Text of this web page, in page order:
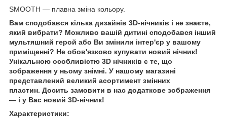
SMOOTH — плавна зміна кольору.
Вам сподобався кілька дизайнів 3D-нічників і не знаєте,
який вибрати? Можливо вашій дитині сподобався інший
мультяшний герой або Ви змінили інтер'єр у вашому
приміщенні? Не обов'язково купувати новий нічник!
Унікальною особливістю 3D нічників є те, що
зображення у ньому знімні. У нашому магазині
представлений великий асортимент змінних
пластин. Досить замовити в нас додаткове зображення
— і у Вас новий 3D-нічник!
Характеристики: